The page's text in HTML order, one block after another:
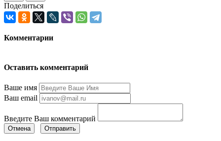
Поделиться
Комментарии
Оставить комментарий
Ваше имя
Ваш email
Введите Ваш комментарий
Отмена Отправить